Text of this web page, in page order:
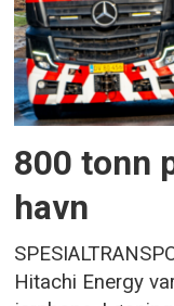
800 tonn
havn
Hitachi Energy